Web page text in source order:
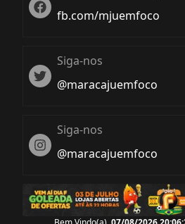
Twitterfb.com/mjuemfoco
Twiter
Siga-nos
@maracajuemfoco
Instagram
Siga-nos
@maracajuemfoco